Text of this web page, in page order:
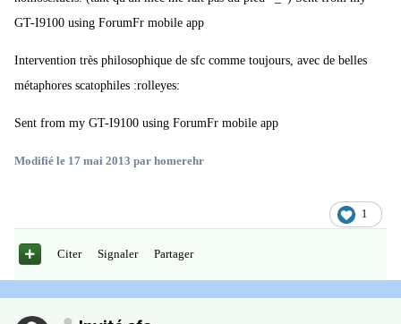
GT-I9100 using ForumFr mobile app
Intervention très philosophique de sfc comme toujours, avec de belles
métaphores scatophiles :rolleyes:
Sent from my GT-I9100 using ForumFr mobile app
Modifié le 17 mai 2013 par homerehr
1
Citer Signaler Partager